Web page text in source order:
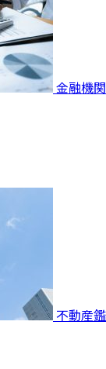
金融機関
不動産鑑